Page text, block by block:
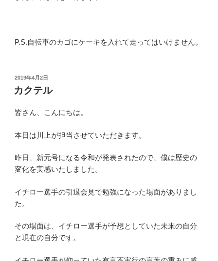
P.S.自転車のカゴにケーキを入れて走ってはいけません。
投
稿
日:
2019年4月2日
カクテル
皆さん、こんにちは。
本日は川上が担当させていただきます。
昨日、新元号になる令和が発表されたので、僕は歴史の
変化を実感いたしました。
イチロー選手の引退会見で勉強になった場面がありまし
た。
その場面は、イチロー選手が予想としていた未来の自分
と現在の自分です。